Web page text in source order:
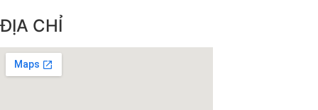
ĐỊA CHỈ